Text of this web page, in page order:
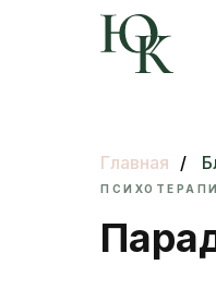
Главная /